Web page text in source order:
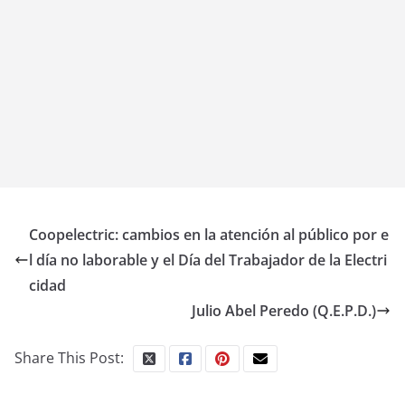
Coopelectric: cambios en la atención al público por e
l día no laborable y el Día del Trabajador de la Electri
cidad
Julio Abel Peredo (Q.E.P.D.)
Share This Post: